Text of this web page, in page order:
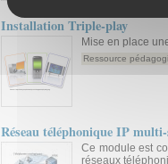
Installation Triple-play
Mise en place
Ressource
Réseau téléphonique IP
Ce module est
réseaux